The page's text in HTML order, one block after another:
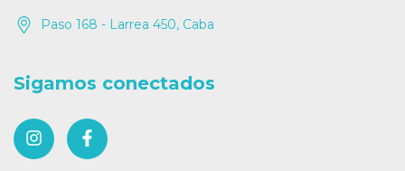
Paso 168 - Larrea 450, Caba
Sigamos conectados